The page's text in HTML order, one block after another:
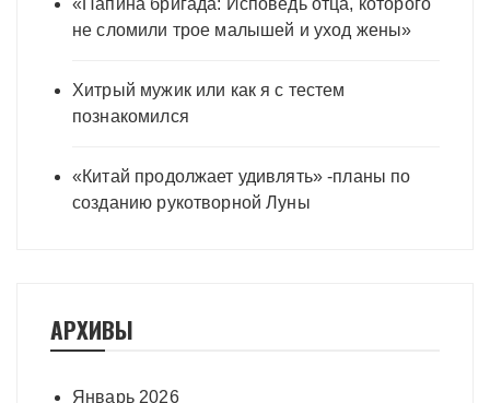
«Папина бригада: Исповедь отца, которого
не сломили трое малышей и уход жены»
Хитрый мужик или как я с тестем
познакомился
«Китай продолжает удивлять» -планы по
созданию рукотворной Луны
АРХИВЫ
Январь 2026